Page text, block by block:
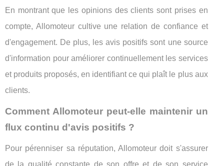
En montrant que les opinions des clients sont prises en
compte, Allomoteur cultive une relation de confiance et
d'engagement. De plus, les avis positifs sont une source
d'information pour améliorer continuellement les services
et produits proposés, en identifiant ce qui plaît le plus aux
clients.
Comment Allomoteur peut-elle maintenir un
flux continu d'avis positifs ?
Pour pérenniser sa réputation, Allomoteur doit s'assurer